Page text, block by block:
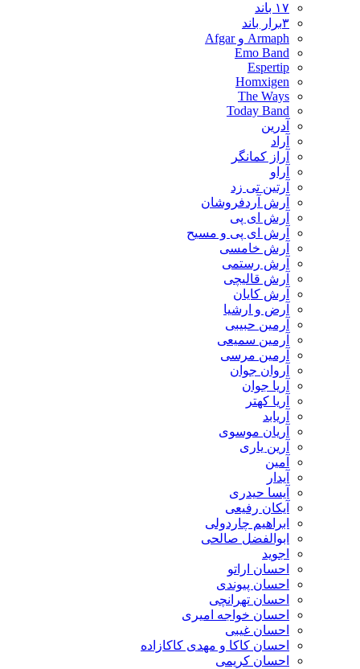
۱۷ باند
۳برار باند
Armaph و Afgar
Emo Band
Espertip
Homxigen
The Ways
Today Band
آدرین
آراد
آراز کمانگر
آراو
آرتین تی زد
آرش آردفروشان
آرش ای پی
آرش ای پی و مسیح
آرش خامسی
آرش رستمی
آرش قالیچی
آرش کایان
​آرض و ارشیا
آرمین حبیبی
آرمین سمیعی
آرمین مرسی
آروان جوان
آریا جوان
آریا کهتر
آریابد
آریان موسوی
آرین یاری
آمین
آیدار
آیسا حیدری
آیکان رفیعی
ابراهیم چاردولی
ابوالفضل صالحی
اجوید
احسان اراتو
احسان پیوندی
احسان تهرانچی
احسان خواجه امیری
احسان غیبی
احسان کاکا و مهدی کاکازاده
احسان کریمی